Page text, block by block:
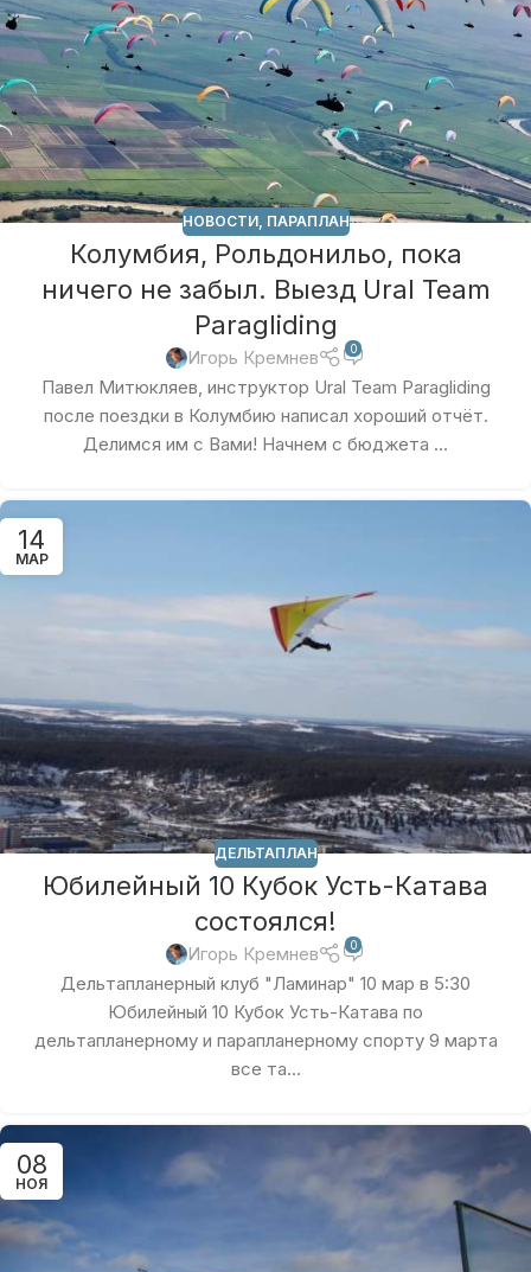
НОВОСТИ, ПАРАПЛАН
Колумбия, Рольдонильо, пока
ничего не забыл. Выезд Ural Team
Paragliding
Игорь Кремнев 0
Павел Митюкляев, инструктор Ural Team Paragliding
после поездки в Колумбию написал хороший отчёт.
Делимся им с Вами! Начнем с бюджета ...
14
МАР
ДЕЛЬТАПЛАН
Юбилейный 10 Кубок Усть-Катава
состоялся!
Игорь Кремнев 0
Дельтапланерный клуб "Ламинар" 10 мар в 5:30
Юбилейный 10 Кубок Усть-Катава по
дельтапланерному и парапланерному спорту 9 марта
все та...
08
НОЯ